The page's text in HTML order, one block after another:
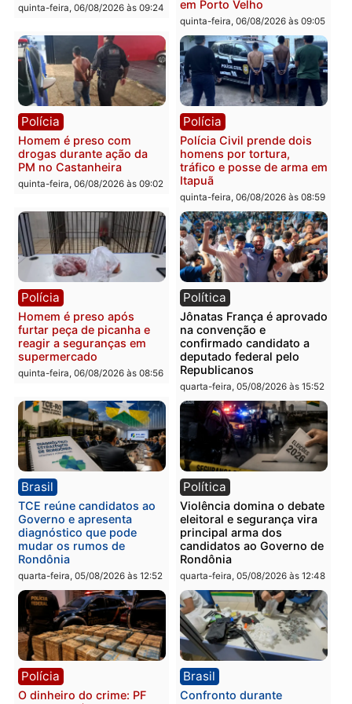
prendem trio na zona
quinta-feira, 06/08/2026 às 09:28
é investigado pela
em RO
quinta-feira, 06/08/2026 às
Polícia
Homem é esfaqueado no
vizinho no bairro Ulysses
Guimarães
quinta-feira, 06/08/2026 às 09:24
Polícia
Três suspeitos ligados a
facção criminosa são
presos por receptação e
adulteração de veículos
em Porto Velho
quinta-feira, 06/08/2026 às
Polícia
drogas durante ação da
PM no Castanheira
quinta-feira, 06/08/2026 às 09:02
Polícia
Polícia Civil prende dois
homens por tortura,
tráfico e posse de arma
Itapuã
quinta-feira, 06/08/2026 às
Polícia
Homem é preso após
furtar peça de picanha e
reagir a seguranças em
supermercado
quinta-feira, 06/08/2026 às 08:56
Política
Jônatas França é
na convenção e
confirmado candidato a
deputado federal pelo
Republicanos
quarta-feira, 05/08/2026 às